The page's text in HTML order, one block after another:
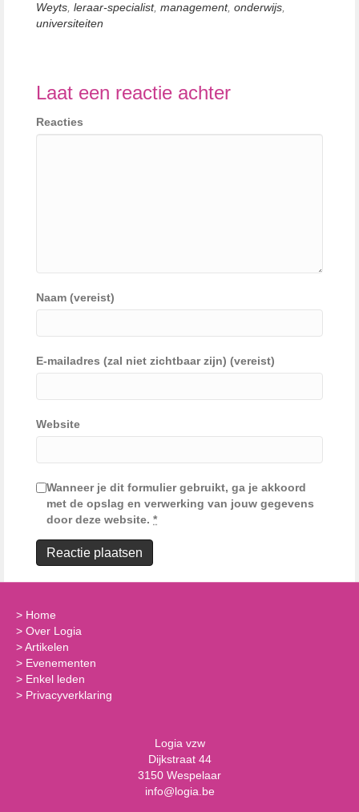
Weyts leraar-specialist, management, onderwijs
universiteiten
Laat een reactie achter
Reacties
Naam (vereist)
E-mailadres (zal niet zichtbaar zijn) (vereist)
Website
Wanneer je dit formulier gebruikt, ga je akkoord
met de opslag en verwerking van jouw gegevens
door deze website. *
> Home
> Over Logia
>Artikelen
> Evenementen
> Enkel leden
> Privacyverklaring
Logia vzw
Dijkstraat 44
3150 Wespelaar
info@logia.be